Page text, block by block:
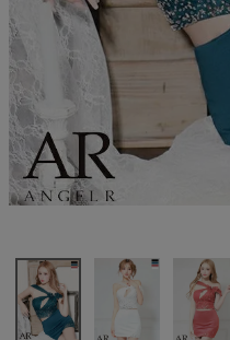
an
GLAMOROUS
IRMA
JENNNY
COMEX
浴衣